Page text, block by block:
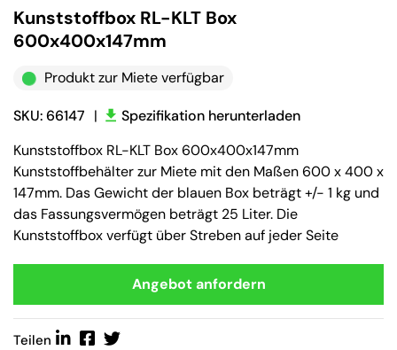
Kunststoffbox RL-KLT Box
600x400x147mm
Produkt zur Miete verfügbar
SKU: 66147 |
Spezifikation herunterladen
Kunststoffbox RL-KLT Box 600x400x147mm
Kunststoffbehälter zur Miete mit den Maßen 600 x 400 x
147mm. Das Gewicht der blauen Box beträgt +/- 1 kg und
das Fassungsvermögen beträgt 25 Liter. Die
Kunststoffbox verfügt über Streben auf jeder Seite
Angebot anfordern
Teilen